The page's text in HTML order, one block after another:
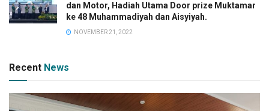
dan Motor, Hadiah Utama Door prize Muktamar
ke 48 Muhammadiyah dan Aisyiyah.
NOVEMBER 21, 2022
Recent News